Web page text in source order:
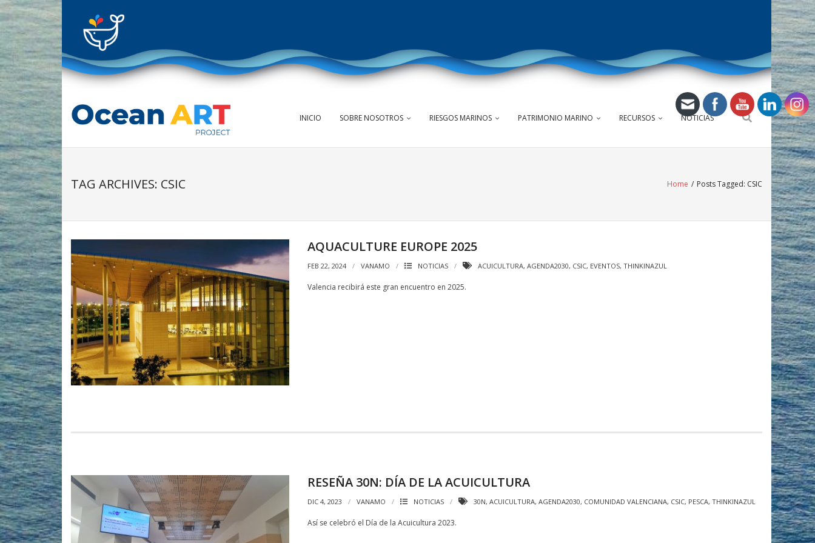
content
INICIO SOBRE NOSOTROS RIESGOS MARINOS PATRIMONIO MARINO RECURSOS NOTICIAS
TAG ARCHIVES: CSIC Home / Posts Tagged: CSIC
AQUACULTURE EUROPE 2025
FEB 22, 2024 VANAMO NOTICIAS ACUICULTURA, AGENDA2030, CSIC, EVENTOS, THINKINAZUL
Valencia recibirá este gran encuentro en 2025.
RESEÑA 30N: DÍA DE LA ACUICULTURA
DIC 4, 2023 VANAMO NOTICIAS 30N, ACUICULTURA, AGENDA2030, COMUNIDAD VALENCIANA, CSIC, PESCA, THINKINAZUL
Así se celebró el Día de la Acuicultura 2023.